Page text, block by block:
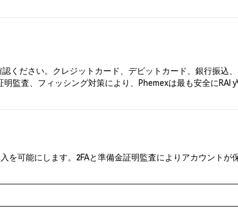
ください。クレジットカード、デビットカード、銀行振込
監査、フィッシング対策により、Phemexは最も安全にRAI
を可能にします。2FAと準備金証明監査によりアカウントが